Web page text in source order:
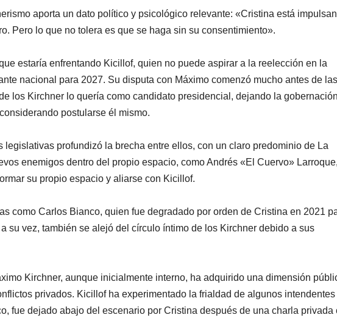
aporta un dato político y psicológico relevante: «Cristina está
Pero lo que no tolera es que se haga sin su consentimiento».
estaría enfrentando Kicillof, quien no puede aspirar a la reelección en la
nacional para 2027. Su disputa con Máximo comenzó mucho antes de las
los Kirchner lo quería como candidato presidencial, dejando la
postularse él mismo.
legislativas profundizó la brecha entre ellos, con un claro predominio de La
enemigos dentro del propio espacio, como Andrés «El Cuervo» Larroque,
su propio espacio y aliarse con Kicillof.
como Carlos Bianco, quien fue degradado por orden de Cristina en 2021
su vez, también se alejó del círculo íntimo de los Kirchner debido a sus
Kirchner, aunque inicialmente interno, ha adquirido una dimensión
privados. Kicillof ha experimentado la frialdad de algunos intendentes
fue dejado abajo del escenario por Cristina después de una charla privada